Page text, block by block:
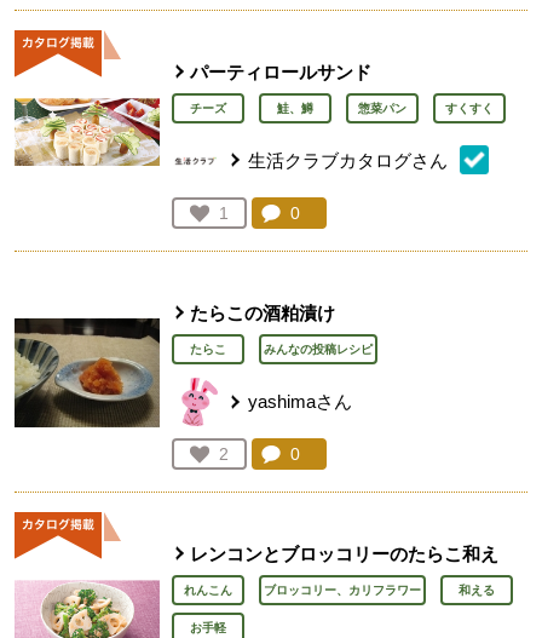
パーティロールサンド
チーズ 鮭、鱒 惣菜パン すくすく
生活クラブカタログさん
お気に入り登録：
1
人が登録
コメント：
0
たらこの酒粕漬け
たらこ みんなの投稿レシピ
yashimaさん
お気に入り登録：
2
人が登録
コメント：
0
レンコンとブロッコリーのたらこ和え
れんこん ブロッコリー、カリフラワー 和える
お手軽